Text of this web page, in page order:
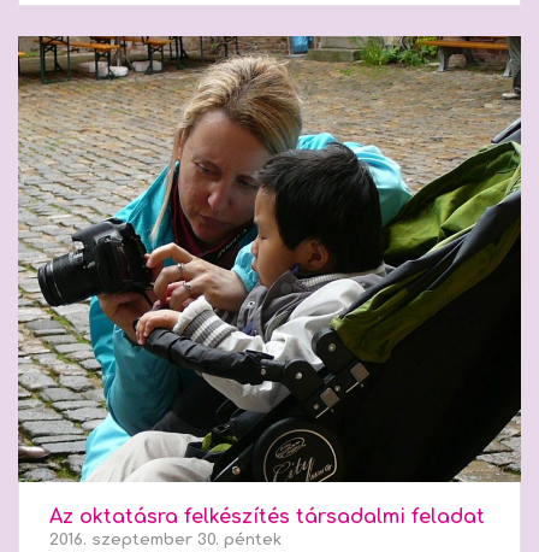
Az oktatásra felkészítés társadalmi feladat
2016. szeptember 30. péntek